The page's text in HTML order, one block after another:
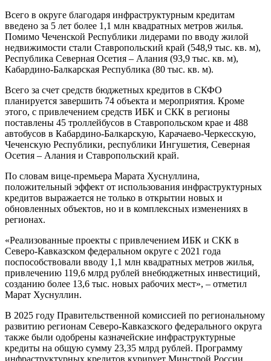
Всего в округе благодаря инфраструктурным кредитам
введено за 5 лет более 1,1 млн квадратных метров жилья.
Помимо Чеченской Республики лидерами по вводу жилой
недвижимости стали Ставропольский край (548,9 тыс. кв. м),
Республика Северная Осетия – Алания (93,9 тыс. кв. м),
Кабардино-Балкарская Республика (80 тыс. кв. м).
Всего за счет средств бюджетных кредитов в СКФО
планируется завершить 74 объекта и мероприятия. Кроме
этого, с привлечением средств ИБК и СКК в регионы
поставлены 45 троллейбусов в Ставропольском крае и 488
автобусов в Кабардино-Балкарскую, Карачаево-Черкесскую,
Чеченскую Республики, республики Ингушетия, Северная
Осетия – Алания и Ставропольский край.
По словам вице-премьера Марата Хуснуллина,
положительный эффект от использования инфраструктурных
кредитов выражается не только в открытии новых и
обновленных объектов, но и в комплексных изменениях в
регионах.
«Реализованные проекты с привлечением ИБК и СКК в
Северо-Кавказском федеральном округе с 2021 года
поспособствовали вводу 1,1 млн квадратных метров жилья,
привлечению 119,6 млрд рублей внебюджетных инвестиций,
созданию более 13,6 тыс. новых рабочих мест», – отметил
Марат Хуснуллин.
В 2025 году Правительственной комиссией по региональному
развитию регионам Северо-Кавказского федерального округа
также были одобрены казначейские инфраструктурные
кредиты на общую сумму 23,35 млрд рублей. Программу
инфраструктурных кредитов курирует Минстрой России,